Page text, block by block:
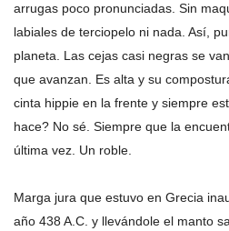
arrugas poco pronunciadas. Sin
labiales de terciopelo ni nada. Así,
planeta. Las cejas casi negras se
que avanzan. Es alta y su
cinta hippie en la frente y siempre
hace? No sé. Siempre que la
última vez. Un roble.
Marga jura que estuvo en Grecia
año 438 A.C. y llevándole el manto